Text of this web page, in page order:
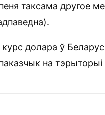
таксама другое
долара ў
на